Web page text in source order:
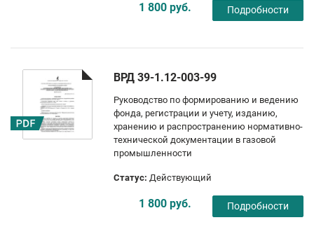
1 800 руб. Подробности
ВРД 39-1.12-003-99
Руководство по формированию и ведению
фонда, регистрации и учету, изданию,
хранению и распространению нормативно-
технической документации в газовой
промышленности
Статус: Действующий
1 800 руб. Подробности